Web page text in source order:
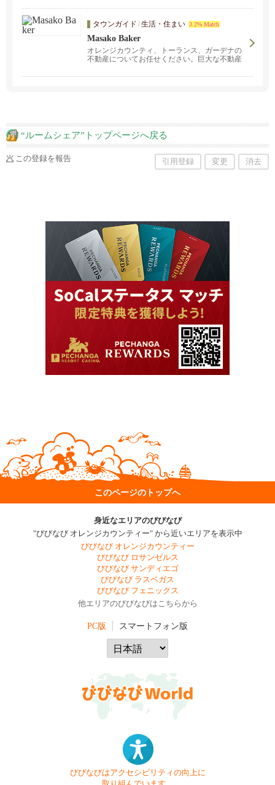
タウンガイド /生活・住まい 3.2% Match
Masako Baker
オレンジカウンティ、トーランス、ガーデナの
不動産についてお任せください。巨大な不動産
いますので、 気軽にご連絡ください。
“ルームシェア”トップページへ戻る
この登録を報告 引用登録 変更 消去
このページのトップへ
身近なエリアのびびなび
"びびなび オレンジカウンティー" から近いエリアを表示中
びびなび オレンジカウンティー
びびなび ロサンゼルス
びびなび サンディエゴ
びびなび ラスベガス
びびなび フェニックス
他エリアのびびなびはこちらから
PC版 スマートフォン版
びびなびはアクセシビリティの向上に